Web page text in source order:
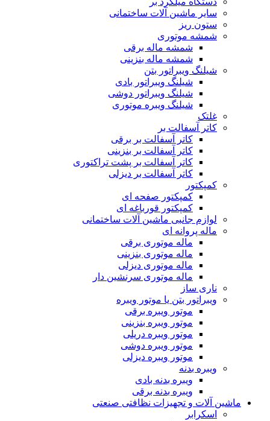
سایر ماشین آلات ساختمانی
ستون ریز
شمشه موتوری
شمشه ماله برقی
شمشه ماله بنزینی
شیلنگ ویبراتور بتن
شیلنگ ویبراتور بادی
شیلنگ ویبراتور دوشی
شیلنگ ویبره موتوری
غلتک
کاتر آسفالت بر
کاتر آسفالت بر برقی
کاتر آسفالت بر بنزینی
کاتر آسفالت بر پشت تراکتوری
کاتر آسفالت بر دیزلی
کمپکتور
کمپکتور صفحه ای
کمپکتور قورباغه ای
لوازم جانبی ماشین آلات ساختمانی
ماله پروانه ای
ماله موتوری برقی
ماله موتوری بنزینی
ماله موتوری دیزلی
ماله موتوری سرنشین دار
ناری ساز
ویبراتور بتن یا موتور ویبره
موتور ویبره برقی
موتور ویبره بنزینی
موتور ویبره دریلی
موتور ویبره دوشی
موتور ویبره دیزلی
ویبره بدنه
ویبره بدنه بادی
ویبره بدنه برقی
ماشین آلات و تجهیزات نظافتی صنعتی
اسکرابر